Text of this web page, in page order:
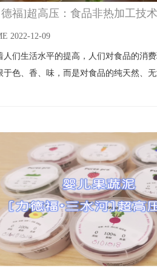
福]超高压：食品非热加工技
2022-12-09
人们生活水平的提高，人们对食品的消
于色、香、味，而是对食品的纯天然、